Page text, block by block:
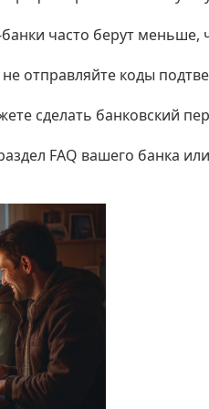
часто берут меньше,
не отправляйте коды
сделать банковский
FAQ вашего банка